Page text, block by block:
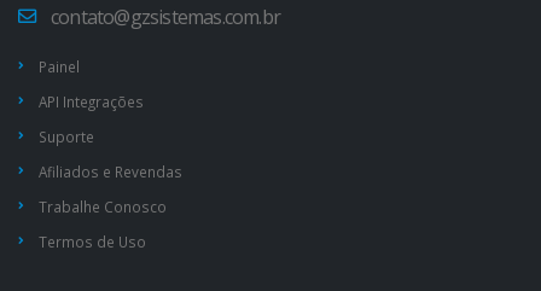
contato@gzsistemas.com.br
Painel
API Integrações
Suporte
Afiliados e Revendas
Trabalhe Conosco
Termos de Uso